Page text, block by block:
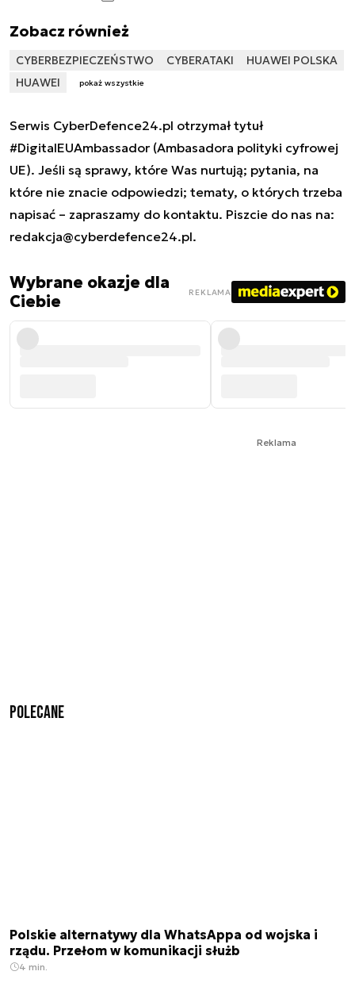
Zobacz również
CYBERBEZPIECZEŃSTWO CYBERATAKI
HUAWEI POLSKA
HUAWEI
pokaż wszystkie
Serwis CyberDefence24.pl otrzymał tytuł
#DigitalEUAmbassador (Ambasadora polityki cyfrowej
UE). Jeśli są sprawy, które Was nurtują; pytania, na
które nie znacie odpowiedzi; tematy, o których trzeba
napisać – zapraszamy do kontaktu. Piszcie do nas na:
redakcja@cyberdefence24.pl.
Wybrane okazje dla
Ciebie
REKLAMA
Reklama
Polecane
Polskie alternatywy dla WhatsAppa od wojska i
rządu. Przełom w komunikacji służb
4 min.